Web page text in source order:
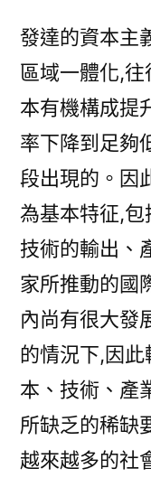
發達的資本主
區域一體化,
本有機構成提
率下降到足夠
段出現的。因
為基本特征,包
技術的輸出、
家所推動的國
內尚有很大發
的情況下,因
本、技術、產
所缺乏的稀缺
越來越多的社